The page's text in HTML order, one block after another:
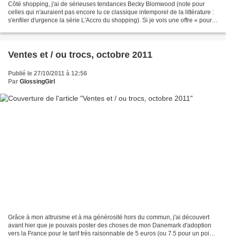
Côté shopping, j'ai de sérieuses tendances Becky Blomwood (note pour
celles qui n'auraient pas encore lu ce classique intemporel de la littérature :
s'enfiler d'urgence la série L'Accro du shopping). Si je vois une offre « pour 5
Ventes et / ou trocs, octobre 2011
Publié le 27/10/2011 à 12:56
Par GlossingGirl
Grâce à mon altruisme et à ma générosité hors du commun, j'ai découvert
avant hier que je pouvais poster des choses de mon Danemark d'adoption
vers la France pour le tarif très raisonnable de 5 euros (ou 7.5 pour un poids